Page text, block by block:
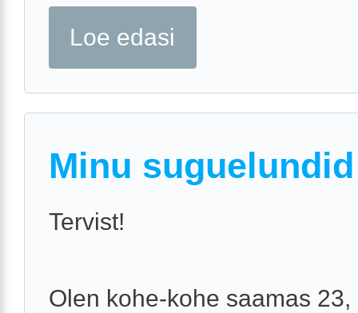
Loe edasi
Minu suguelundid
Tervist!
Olen kohe-kohe saamas 23,